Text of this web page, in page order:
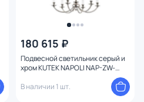
180 615 ₽
Подвесной светильник серый и
хром KUTEK NAPOLI NAP-ZW-
В наличии 1 шт.